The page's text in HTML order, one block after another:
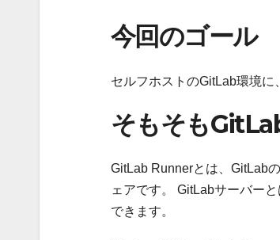
今回のゴール
セルフホストのGitLab環境に
そもそも
GitLab Runnerとは、GitLab
ェアです。 GitLabサーバー
できます。